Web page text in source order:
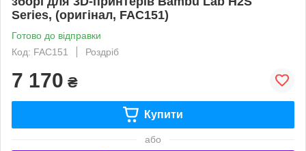
Series, (оригінал, FAC151)
Готово до відправки
Код: FAC151
Роздріб
7 170 ₴
Купити
або